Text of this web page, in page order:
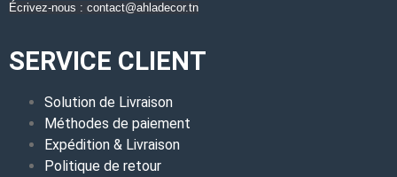
Écrivez-nous : contact@ahladecor.tn
SERVICE CLIENT
Solution de Livraison
Méthodes de paiement
Expédition & Livraison
Politique de retour